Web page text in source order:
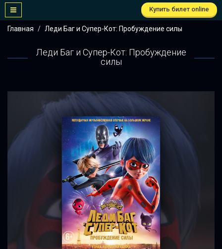
Купить билет online
Главная Леди Баг и Супер-Кот: Пробуждение силы
Леди Баг и Супер-Кот: Пробуждение
силы